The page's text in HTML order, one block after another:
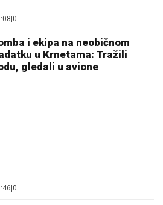
0
i ekipa na neobičnom
u Krnetama: Tražili
gledali u avione
0